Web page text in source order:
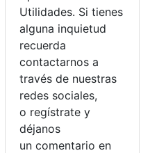
correctamente,Pagos
Utilidades. Si tienes
alguna inquietud
recuerda
contactarnos a
través de nuestras
redes sociales,
o regístrate y
déjanos
un comentario en